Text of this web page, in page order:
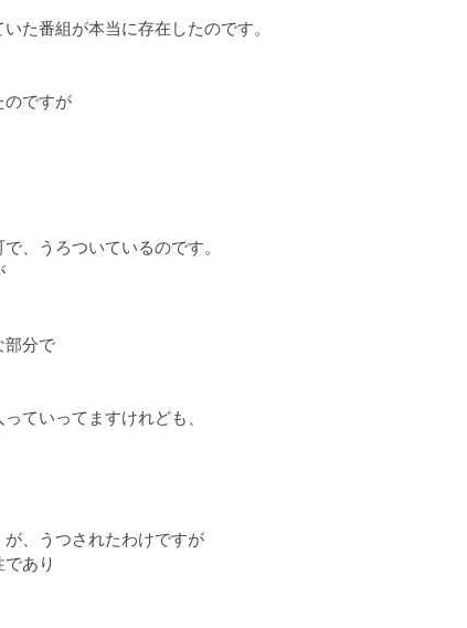
た番組が本当に存在したのです。
のですが
、うろついているのです。
部分で
ていってますけれども、
、うつされたわけですが
あり